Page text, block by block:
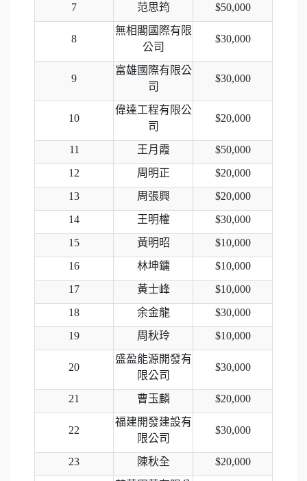
7
范思筠 $50,000
8
無相閣國際有限
公司
$30,000
9
富雄國際有限公
司
$30,000
10
偉達工程有限公
司
$20,000
11 王月霞
$50,000
12
周明正
$20,000
13
周張興
$20,000
14
王明權
$30,000
15
黃明昭
$10,000
16
林坤鏞
$10,000
17
黃士峰
$10,000
18
余金龍
$30,000
19
周秋玲 $10,000
20
盛盈能源開發有
限公司
$30,000
21 曹玉麟 $20,000
22
福建開發建設有
限公司
$30,000
23 陳秋全 $20,000